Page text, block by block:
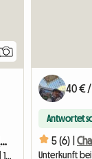
Mezzanine Room 1 P Und Alle Annehmlichkeiten Eines Hauses
Unterkunft beim Gastgeber | Evere (1140) | 16 M2
40 € /
Antwortet
5 (6) |